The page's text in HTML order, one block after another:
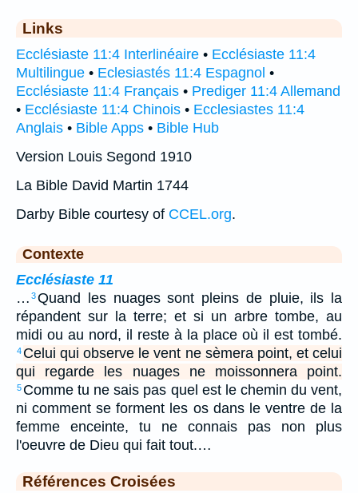
Links
Ecclésiaste 11:4 Interlinéaire • Ecclésiaste 11:4
Multilingue • Eclesiastés 11:4 Espagnol •
Ecclésiaste 11:4 Français • Prediger 11:4 Allemand
• Ecclésiaste 11:4 Chinois • Ecclesiastes 11:4
Anglais • Bible Apps • Bible Hub
Version Louis Segond 1910
La Bible David Martin 1744
Darby Bible courtesy of CCEL.org.
Contexte
Ecclésiaste 11
… 3Quand les nuages sont pleins de pluie, ils la
répandent sur la terre; et si un arbre tombe, au
midi ou au nord, il reste à la place où il est tombé.
4 Celui qui observe le vent ne sèmera point, et celui
qui regarde les nuages ne moissonnera point.
5 Comme tu ne sais pas quel est le chemin du vent,
ni comment se forment les os dans le ventre de la
femme enceinte, tu ne connais pas non plus
l'oeuvre de Dieu qui fait tout.…
Références Croisées